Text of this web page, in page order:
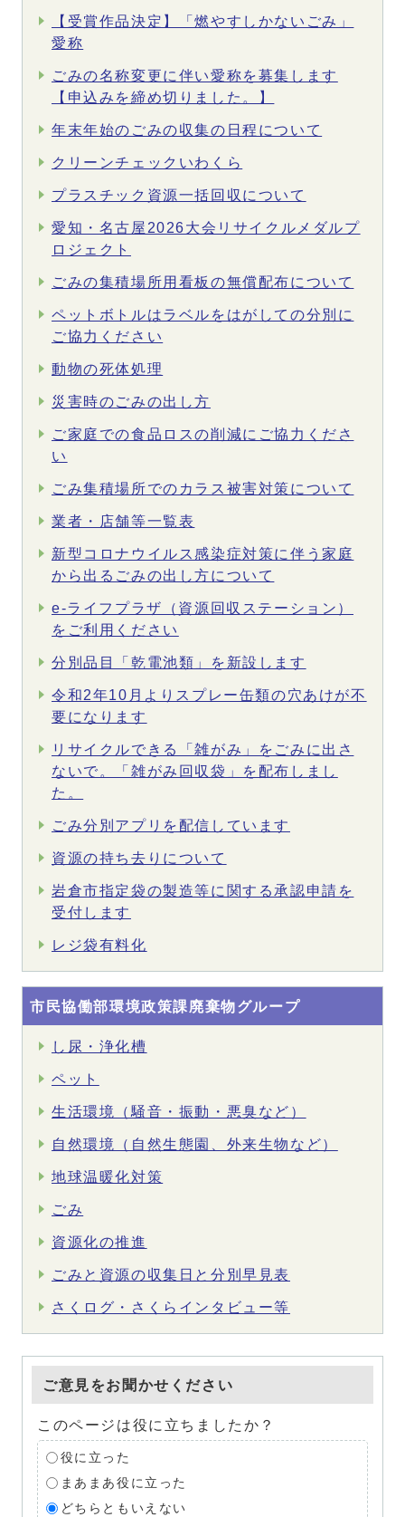
【受賞作品決定】「燃やすしかないごみ」
愛称
ごみの名称変更に伴い愛称を募集します
【申込みを締め切りました。】
年末年始のごみの収集の日程について
クリーンチェックいわくら
プラスチック資源一括回収について
愛知・名古屋2026大会リサイクルメダルプ
ロジェクト
ごみの集積場所用看板の無償配布について
ペットボトルはラベルをはがしての分別に
ご協力ください
動物の死体処理
災害時のごみの出し方
ご家庭での食品ロスの削減にご協力くださ
い
ごみ集積場所でのカラス被害対策について
業者・店舗等一覧表
新型コロナウイルス感染症対策に伴う家庭
から出るごみの出し方について
e‐ライフプラザ（資源回収ステーション）
をご利用ください
分別品目「乾電池類」を新設します
令和2年10月よりスプレー缶類の穴あけが不
要になります
リサイクルできる「雑がみ」をごみに出さ
ないで。「雑がみ回収袋」を配布しまし
た。
ごみ分別アプリを配信しています
資源の持ち去りについて
岩倉市指定袋の製造等に関する承認申請を
受付します
レジ袋有料化
市民協働部環境政策課廃棄物グループ
し尿・浄化槽
ペット
生活環境（騒音・振動・悪臭など）
自然環境（自然生態園、外来生物など）
地球温暖化対策
ごみ
資源化の推進
ごみと資源の収集日と分別早見表
さくログ・さくらインタビュー等
ご意見をお聞かせください
このページは役に立ちましたか？
役に立った
まあまあ役に立った
どちらともいえない